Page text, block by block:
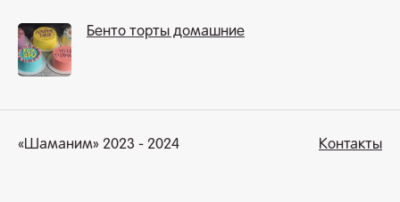
Бенто торты домашние
«Шаманим» 2023 - 2024 Контакты